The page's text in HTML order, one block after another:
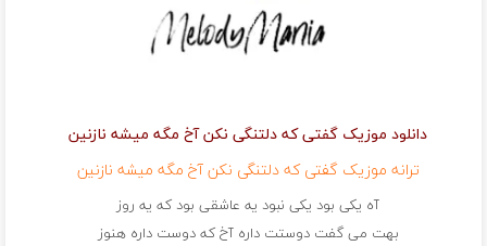
دانلود موزیک گفتی که دلتنگی نکن آخ مگه میشه نازنین
ترانه موزیک گفتی که دلتنگی نکن آخ مگه میشه نازنین
آه یکی بود یکی نبود یه عاشقی بود که یه روز
بهت می گفت دوستت داره آخ که دوست داره هنوز